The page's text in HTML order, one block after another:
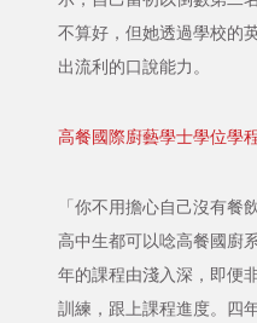
不算好，但她透過學校的
出流利的口說能力。
高餐國際廚藝學士學位學
「你不用擔心自己沒有餐
高中生都可以唸高餐國廚
年的課程由淺入深，即便
訓練，跟上課程進度。四